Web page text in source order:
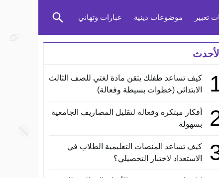
تعبير موضوعات دينية عبارات وتهاني
الأحدث
كيف تساعد طفلك يتقن مادة لغتي للصف الثالث
الابتدائي (خطوات بسيطة وفعالة)
أفكار مبتكرة وفعالة لتقليل المصاريف الجامعية
بسهولة
كيف تساعد المنصات التعليمية الطلاب في
الاستعداد لاختبار التحصيلي؟